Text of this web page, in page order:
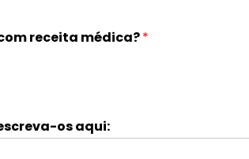
receita médica?*
os aqui: